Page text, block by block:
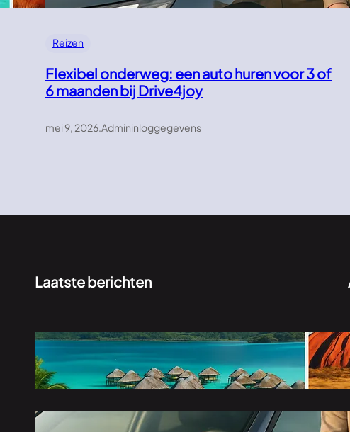
Reizen
Flexibel onderweg: een auto huren voor 3 of
6 maanden bij Drive4joy
mei 9, 2026.Admininloggegevens
Laatste berichten
Bora Bora vakantie of luxe reis Australië:
welke droombestemming past bij jou?
juli 20, 2026
Flexibel onderweg: een auto huren voor 3